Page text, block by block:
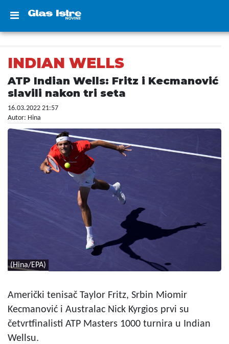
INDIAN WELLS
ATP Indian Wells: Fritz i Kecmanović
slavili nakon tri seta
16.03.2022 21:57
Autor: Hina
(Hina/EPA)
Američki tenisač Taylor Fritz, Srbin Miomir
Kecmanović i Australac Nick Kyrgios prvi su
četvrtfinalisti ATP Masters 1000 turnira u Indian
Wellsu.